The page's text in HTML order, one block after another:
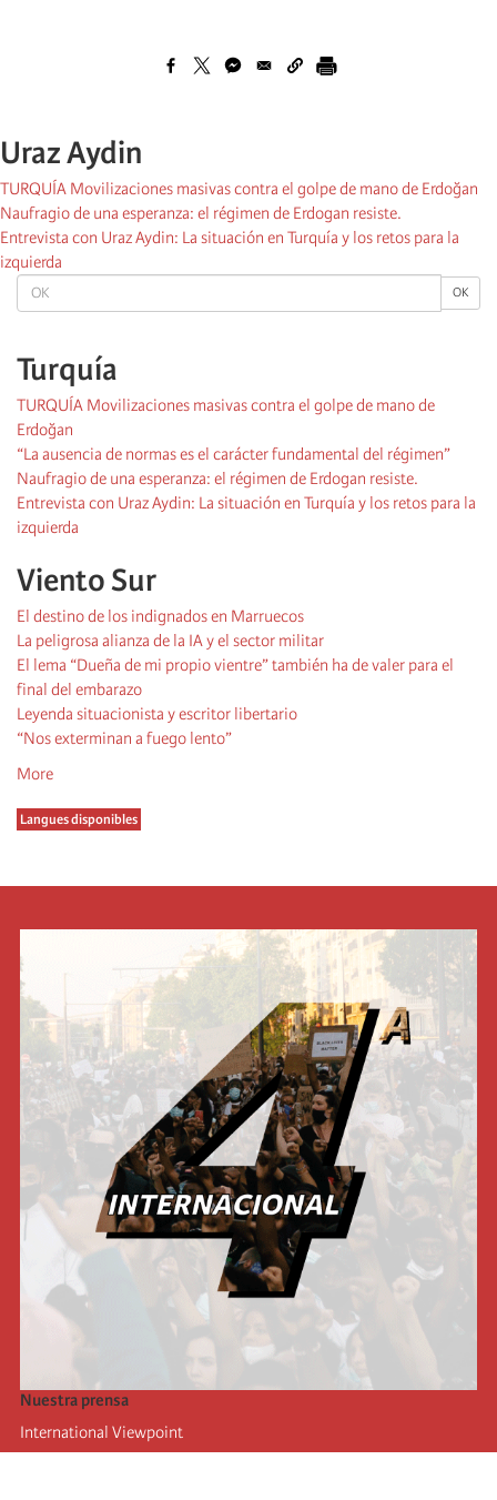
OK OK
Turquía
TURQUÍA Movilizaciones masivas contra el golpe de mano de
Erdoğan
“La ausencia de normas es el carácter fundamental del régimen”
Naufragio de una esperanza: el régimen de Erdogan resiste.
Entrevista con Uraz Aydin: La situación en Turquía y los retos para la
izquierda
Viento Sur
El destino de los indignados en Marruecos
La peligrosa alianza de la IA y el sector militar
El lema “Dueña de mi propio vientre” también ha de valer para el
final del embarazo
Leyenda situacionista y escritor libertario
“Nos exterminan a fuego lento”
More
Langues disponibles
Uraz Aydin
TURQUÍA Movilizaciones masivas contra el golpe de mano de Erdoğan
Naufragio de una esperanza: el régimen de Erdogan resiste.
Entrevista con Uraz Aydin: La situación en Turquía y los retos para la
izquierda
Nuestra prensa
International Viewpoint